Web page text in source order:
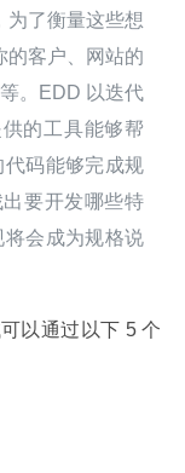
为了衡量这些想
的客户、网站的
。EDD 以迭代
的工具能够帮
码能够完成规
要开发哪些特
会成为规格说
以通过以下 5 个